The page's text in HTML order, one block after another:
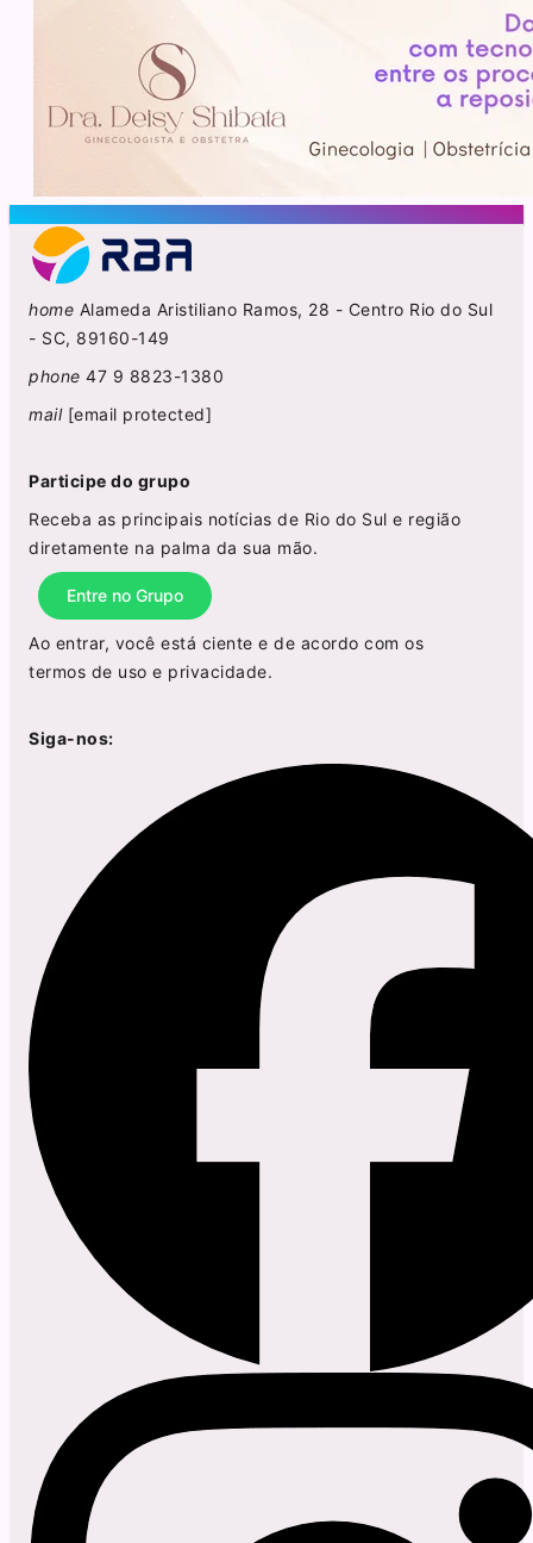
home Alameda Aristiliano Ramos, 28 - Centro Rio do Sul
- SC, 89160-149
phone 47 9 8823-1380
mail [email protected]
Participe do grupo
Receba as principais notícias de Rio do Sul e região
diretamente na palma da sua mão.
Entre no Grupo
Ao entrar, você está ciente e de acordo com os
termos de uso e privacidade.
Siga-nos: